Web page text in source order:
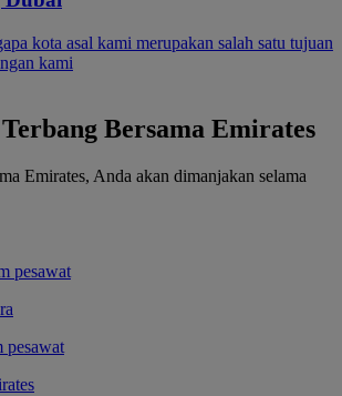
kota asal kami merupakan salah satu tujuan
kami
Bersama Emirates
Emirates, Anda akan dimanjakan selama
pesawat
pesawat